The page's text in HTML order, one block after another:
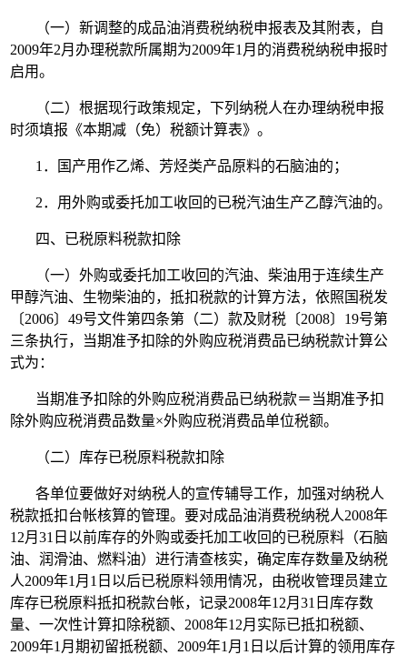
（一）新调整的成品油消费税纳税申报表及其附表，自
2009年2月办理税款所属期为2009年1月的消费税纳税申报时
启用。
（二）根据现行政策规定，下列纳税人在办理纳税申报
时须填报《本期减（免）税额计算表》。
1．国产用作乙烯、芳烃类产品原料的石脑油的；
2．用外购或委托加工收回的已税汽油生产乙醇汽油的。
四、已税原料税款扣除
（一）外购或委托加工收回的汽油、柴油用于连续生产
甲醇汽油、生物柴油的，抵扣税款的计算方法，依照国税发
〔2006〕49号文件第四条第（二）款及财税〔2008〕19号第
三条执行，当期准予扣除的外购应税消费品已纳税款计算公
式为：
当期准予扣除的外购应税消费品已纳税款＝当期准予扣
除外购应税消费品数量×外购应税消费品单位税额。
（二）库存已税原料税款扣除
各单位要做好对纳税人的宣传辅导工作，加强对纳税人
税款抵扣台帐核算的管理。要对成品油消费税纳税人2008年
12月31日以前库存的外购或委托加工收回的已税原料（石脑
油、润滑油、燃料油）进行清查核实，确定库存数量及纳税
人2009年1月1日以后已税原料领用情况，由税收管理员建立
库存已税原料抵扣税款台帐，记录2008年12月31日库存数
量、一次性计算扣除税额、2008年12月实际已抵扣税额、
2009年1月期初留抵税额、2009年1月1日以后计算的领用库存